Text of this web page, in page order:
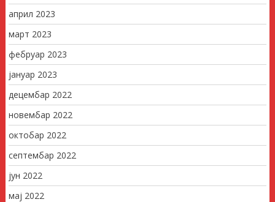
април 2023
март 2023
фебруар 2023
јануар 2023
децембар 2022
новембар 2022
октобар 2022
септембар 2022
јун 2022
мај 2022